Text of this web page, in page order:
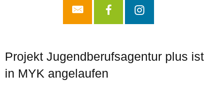
Projekt Jugendberufsagentur plus ist
in MYK angelaufen